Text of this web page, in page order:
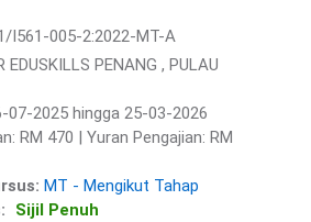
I561-005-2:2022-MT-A
EDUSKILLS PENANG , PULAU
07-2025 hingga 25-03-2026
RM 470 | Yuran Pengajian: RM
MT - Mengikut Tahap
Sijil Penuh